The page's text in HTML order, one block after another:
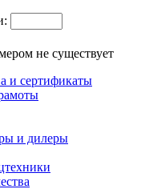
не существует
и сертификаты
и дилеры